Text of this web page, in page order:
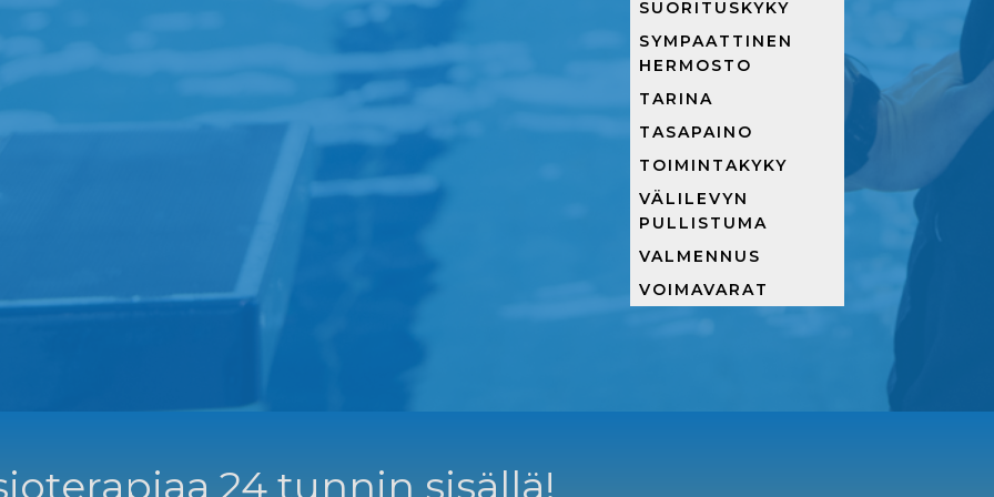
SUORITUSKYKY
SYMPAATTINEN
HERMOSTO
TARINA
TASAPAINO
TOIMINTAKYKY
VÄLILEVYN
PULLISTUMA
VALMENNUS
VOIMAVARAT
24 tunnin sisällä!